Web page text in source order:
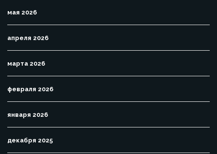
мая 2026
апреля 2026
марта 2026
февраля 2026
января 2026
декабря 2025